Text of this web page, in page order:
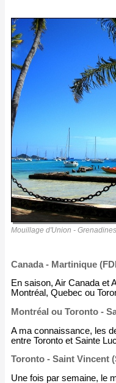
Mouillage d'Union - Grenadines
Canada - Martinique
En saison, Air Canada et
Montréal, Quebec ou
Montréal ou Toronto -
A ma connaissance, les
entre Toronto et Sainte
Toronto - Saint Vincent
Une fois par semaine, le